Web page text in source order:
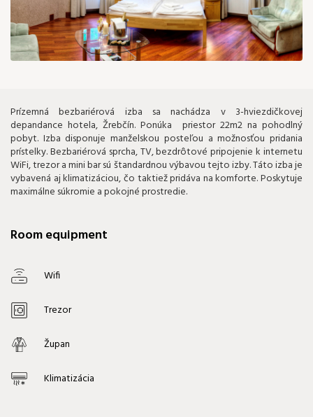
Prízemná bezbariérová izba sa nachádza v 3-hviezdičkovej
depandance hotela, Žrebčín. Ponúka priestor 22m2 na pohodlný
pobyt. Izba disponuje manželskou posteľou a možnosťou pridania
prístelky. Bezbariérová sprcha, TV, bezdrôtové pripojenie k internetu
WiFi, trezor a mini bar sú štandardnou výbavou tejto izby. Táto izba je
vybavená aj klimatizáciou, čo taktiež pridáva na komforte. Poskytuje
maximálne súkromie a pokojné prostredie.
Room equipment
Wifi
Trezor
Župan
Klimatizácia